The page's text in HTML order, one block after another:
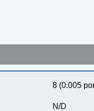
8 (0.005
N/D